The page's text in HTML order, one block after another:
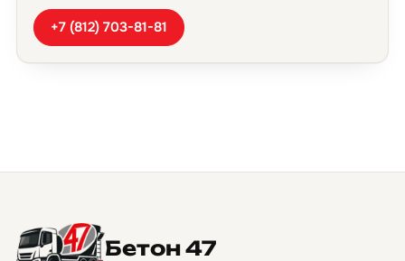
+7 (812) 703-81-81
Бетон 47